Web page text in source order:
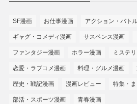
SF漫画 お仕事漫画 アクション・バト
ギャグ・コメディ漫画 サスペンス漫画
ファンタジー漫画 ホラー漫画 ミステ
恋愛・ラブコメ漫画 料理・グルメ漫画
歴史・戦記漫画 漫画レビュー 特集・
部活・スポーツ漫画 青春漫画